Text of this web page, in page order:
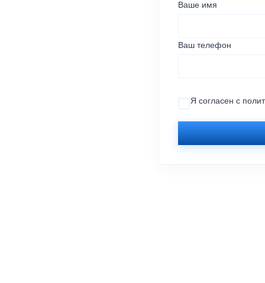
Ваше имя
Ваш телефон
Я согласен с